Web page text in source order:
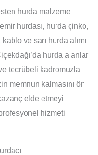
hurda malzeme
hurdası, hurda çinko,
ve sarı hurda alımı
hurda alanlar
tecrübeli kadromuzla
memnun kalmasını ön
elde etmeyi
hizmeti